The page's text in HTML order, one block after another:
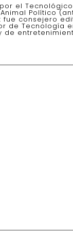
el
Político
fue consejero
Tecnología
de